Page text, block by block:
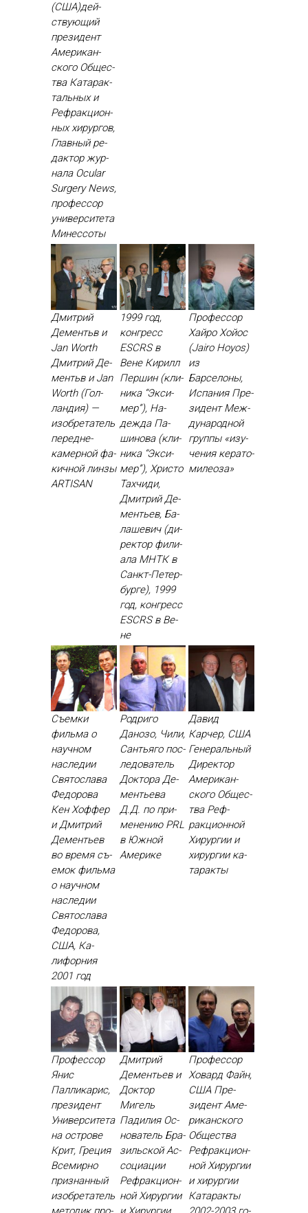
(США)дей­
ству­ющий
пре­зидент
Аме­рикан­
ско­го Об­щес­
тва Ка­тарак­
таль­ных и
Реф­ракци­он­
ных хи­рур­гов,
Глав­ный ре­
дак­тор жур­
на­ла Ocular
Surgery News,
про­фес­сор
уни­вер­си­тета
Ми­нес­со­ты
Дмитрий
Дементьв и
Jan Worth
Дмит­рий Де­
ментьв и Jan
Worth (Гол­
ландия) —
изоб­ре­татель
пе­ред­не­
камер­ной фа­
кич­ной лин­зы
ARTISAN
1999 год,
конгресс
ESCRS в
Вене Ки­рилл
Пер­шин (кли­
ника “Эк­си­
мер”), На­
деж­да Па­
шино­ва (кли­
ника “Эк­си­
мер”), Хрис­то
Тах­чи­ди,
Дмит­рий Де­
менть­ев, Ба­
лаше­вич (ди­
рек­тор фи­ли­
ала МНТК в
Санкт-Пе­тер­
бурге), 1999
год, кон­гресс
ESCRS в Ве­
не
Профессор
Хайро Хойос
(Jairo Hoyos)
из
Барселоны,
Испания Пре­
зидент Меж­
ду­народ­ной
груп­пы «изу­
чения ке­рато­
миле­оза»
Съемки
фильма о
научном
наследии
Святослава
Федорова
Кен Хоф­фер
и Дмит­рий
Де­менть­ев
во вре­мя съ­
емок филь­ма
о на­уч­ном
нас­ле­дии
Свя­тос­ла­ва
Фе­доро­ва,
США, Ка­
лифор­ния
2001 год
Родриго
Данозо, Чили,
Сантьяго пос­
ле­дова­тель
Док­то­ра Де­
менть­ева
Д.Д. по при­
мене­нию PRL
в Юж­ной
Аме­рике
Давид
Карчер, США
Ге­нераль­ный
Ди­рек­тор
Аме­рикан­
ско­го Об­щес­
тва Реф­
ракци­он­ной
Хи­рур­гии и
хи­рур­гии ка­
тарак­ты
Профессор
Янис
Палликарис,
президент
Университета
на острове
Крит, Греция
Все­мир­но
приз­нанный
изоб­ре­татель
Дмитрий
Дементьев и
Доктор
Мигель
Падилия Ос­
но­ватель Бра­
зиль­ской Ас­
со­ци­ации
Реф­ракци­он­
ной Хи­рур­гии
Профессор
Ховард Файн,
США Пре­
зидент Аме­
рикан­ско­го
Об­щес­тва
Реф­ракци­он­
ной Хи­рур­гии
и хи­рур­гии
Ка­тарак­ты